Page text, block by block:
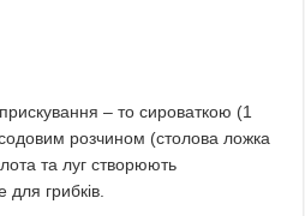
– то сироваткою (1
содовим розчином (столова ложка
та луг створюють
грибків.